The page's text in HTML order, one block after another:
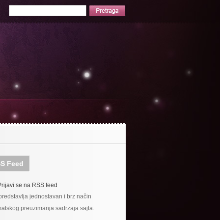
Feed
se na RSS feed
jednostavan i brz način
preuzimanja sadrzaja sajta.